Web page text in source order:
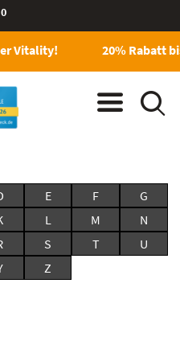
Vitality! 20% Rabatt
E F
G
L M
N
S T
U
Z